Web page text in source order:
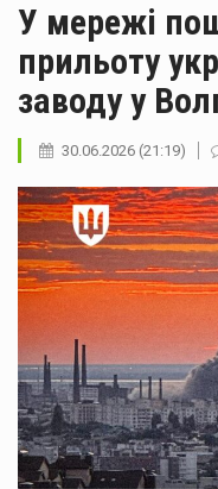
У мережі
прильоту
заводу у
30.06.2026 (21:19)